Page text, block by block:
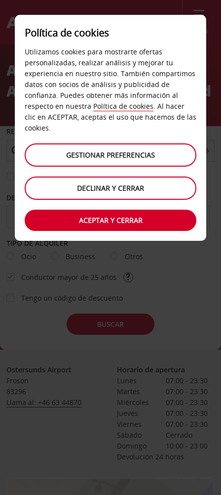
Menú
Welcome
AvisAlquiler de coches
Aeropuerto Are/Ostersund
RECOGER EN
Elegir otra oficina de devolución
DESDE HASTA
TIPO DE ALQUILER
Ocio
Business Otros
Conductor mayor de 25 años
Tengo un código de descuento
BUSCAR
Ostersunds Airport
Froson
83296
Llama al: +46 63 44870
Horario de apertura
Lunes
07:00 - 23:30
Martes
07:00 - 23:30
Miércoles
07:00 - 23:30
Jueves
07:00 - 23:30
Viernes
07:00 - 23:30
Sábado
Cerrado
Domingo
10:00 - 23:00
Devolución 24 horas
Política de cookies
Utilizamos cookies para mostrarte ofertas
personalizadas, realizar análisis y mejorar tu
experiencia en nuestro sitio. También compartimos
datos con socios de análisis y publicidad de
confianza. Puedes obtener más información al
respecto en nuestra Política de cookies. Al hacer
clic en ACEPTAR, aceptas el uso que hacemos de las
cookies.
GESTIONAR PREFERENCIAS
DECLINAR Y CERRAR
ACEPTAR Y CERRAR